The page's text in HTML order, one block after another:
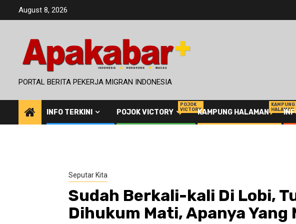
August 8, 2026
PORTAL BERITA PEKERJA MIGRAN INDONESIA
INFO TERKINI POJOK VICTORY
POJOK
VICTORYKAMPUNG HALAMAN
KAMPUNG
HALAMAN
Seputar Kita
Sudah Berkali-kali Di Lobi,
Dihukum Mati, Apanya Yang